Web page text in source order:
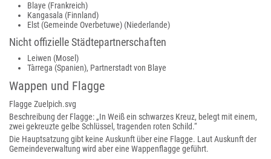
Blaye (Frankreich)
Kangasala (Finnland)
Elst (Gemeinde Overbetuwe) (Niederlande)
Nicht offizielle Städtepartnerschaften
Leiwen (Mosel)
Tàrrega (Spanien), Partnerstadt von Blaye
Wappen und Flagge
Flagge Zuelpich.svg
Beschreibung der Flagge: „In Weiß ein schwarzes Kreuz, belegt mit einem,
zwei gekreuzte gelbe Schlüssel, tragenden roten Schild.“
Die Hauptsatzung gibt keine Auskunft über eine Flagge. Laut Auskunft der
Gemeindeverwaltung wird aber eine Wappenflagge geführt.